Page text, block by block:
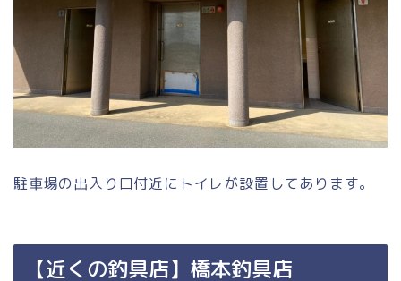
駐車場の出入り口付近にトイレが設置してあります。
【近くの釣具店】橋本釣具店